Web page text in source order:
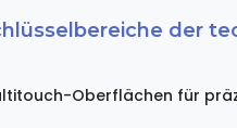
der
Oberflächen für